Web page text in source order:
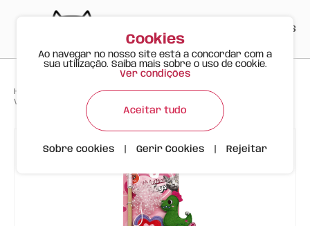
ES
Happy Meow Produtos > >
Varinha Dia dos Namorados c/ Dinossauro| 6 pçs
Cookies
Ao navegar no nosso site está a concordar com a
sua utilização. Saiba mais sobre o uso de cookie.
Ver condições
Aceitar tudo
Sobre cookies Gerir Cookies Rejeitar